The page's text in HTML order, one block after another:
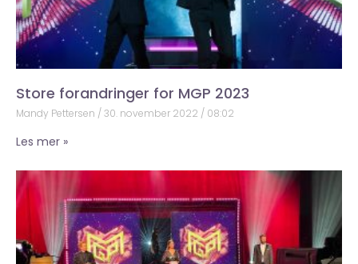
Store forandringer for MGP 2023
Mandy Pettersen 30. november 2022 08:02
Les mer »